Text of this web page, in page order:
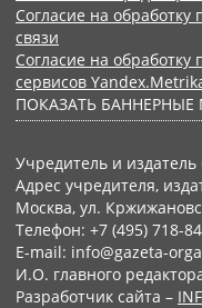
Согласие на
связи
Согласие на
сервисов
ПОКАЗАТЬ БАННЕРНЫЕ
Учредитель и
Адрес учредителя,
Москва, ул.
Телефон: +7 (495) 718-
E-mail: info@gazeta-
И.О. главного
Разработчик сайта –